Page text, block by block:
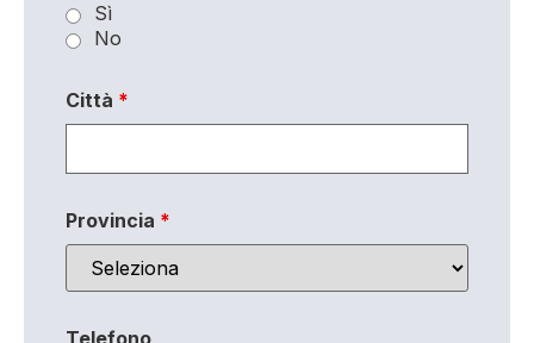
Sì
No
Città *
Provincia *